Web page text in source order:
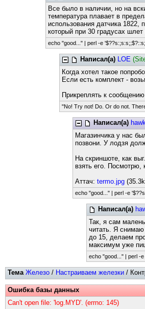
Все было в наличии, но на
температура плавает в
использования датчика 1822,
который при 30 градусах
echo "good..." | perl -e
Написал(а) LOE
Когда хотел такое
Если есть комплект -
Прикреплять к
"No! Try not! Do. Or do not.
Написал(а)
Магазинчика у нас
позвони. У лодзя
На скриншоте, как
взять его. Посмотрю,
Аттач:termo.jpg
echo "good..." | perl -e
Написал(а)
Так, я сам
читать. Я снимаю
до 15, делаем
максимум уже
echo "good..." | perl -
Тема Железо / Настраиваем железки /
Ошибка базы данных
Can't open file: 'log.MYD'. (errno: 145)